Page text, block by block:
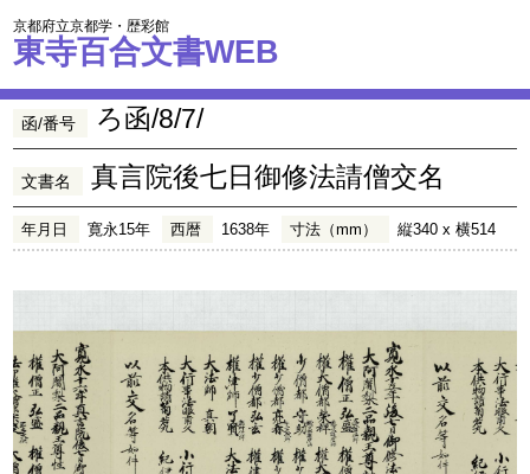
京都府立京都学・歴彩館
東寺百合文書WEB
函/番号 ろ函/8/7/
文書名 真言院後七日御修法請僧交名
年月日 寛永15年 西暦 1638年 寸法（mm） 縦340 x 横514